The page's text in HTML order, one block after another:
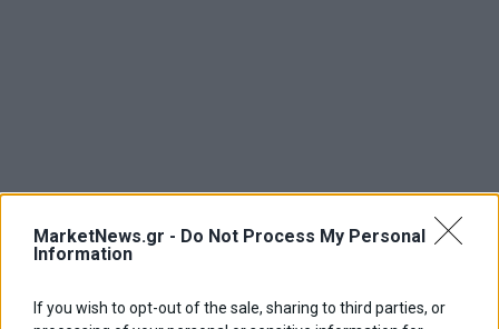
MarketNews.gr - Do Not Process My Personal
Information
If you wish to opt-out of the sale, sharing to third parties, or